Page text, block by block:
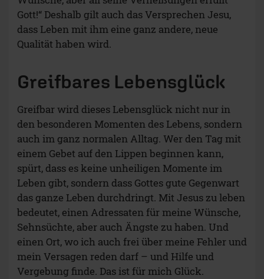
Gott!“ Deshalb gilt auch das Versprechen Jesu,
dass Leben mit ihm eine ganz andere, neue
Qualität haben wird.
Greifbares Lebensglück
Greifbar wird dieses Lebensglück nicht nur in
den besonderen Momenten des Lebens, sondern
auch im ganz normalen Alltag. Wer den Tag mit
einem Gebet auf den Lippen beginnen kann,
spürt, dass es keine unheiligen Momente im
Leben gibt, sondern dass Gottes gute Gegenwart
das ganze Leben durchdringt. Mit Jesus zu leben
bedeutet, einen Adressaten für meine Wünsche,
Sehnsüchte, aber auch Ängste zu haben. Und
einen Ort, wo ich auch frei über meine Fehler und
mein Versagen reden darf – und Hilfe und
Vergebung finde. Das ist für mich Glück.